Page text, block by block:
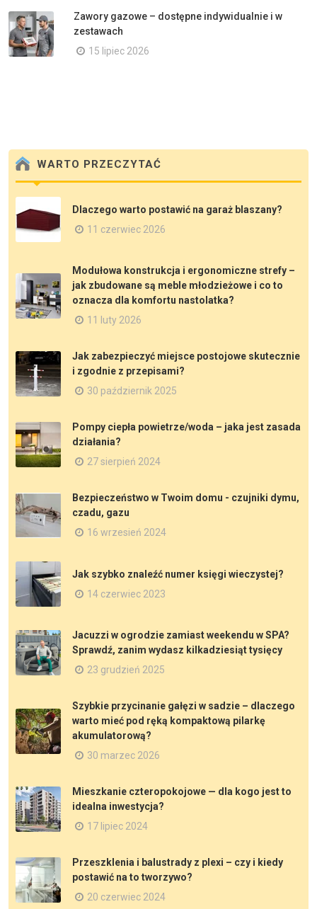
Zawory gazowe – dostępne indywidualnie i w
zestawach
15 lipiec 2026
WARTO PRZECZYTAĆ
Dlaczego warto postawić na garaż blaszany?
11 czerwiec 2026
Modułowa konstrukcja i ergonomiczne strefy –
jak zbudowane są meble młodzieżowe i co to
oznacza dla komfortu nastolatka?
11 luty 2026
Jak zabezpieczyć miejsce postojowe skutecznie
i zgodnie z przepisami?
30 październik 2025
Pompy ciepła powietrze/woda – jaka jest zasada
działania?
27 sierpień 2024
Bezpieczeństwo w Twoim domu - czujniki dymu,
czadu, gazu
16 wrzesień 2024
Jak szybko znaleźć numer księgi wieczystej?
14 czerwiec 2023
Jacuzzi w ogrodzie zamiast weekendu w SPA?
Sprawdź, zanim wydasz kilkadziesiąt tysięcy
23 grudzień 2025
Szybkie przycinanie gałęzi w sadzie – dlaczego
warto mieć pod ręką kompaktową pilarkę
akumulatorową?
30 marzec 2026
Mieszkanie czteropokojowe — dla kogo jest to
idealna inwestycja?
17 lipiec 2024
Przeszklenia i balustrady z plexi – czy i kiedy
postawić na to tworzywo?
20 czerwiec 2024